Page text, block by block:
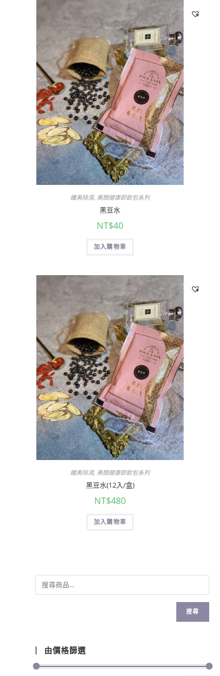
纖美除濕, 美顏健康即飲包系列
黑豆水
NT$40
加入購物車
纖美除濕, 美顏健康即飲包系列
黑豆水(12入/盒)
NT$480
加入購物車
搜尋
由價格篩選